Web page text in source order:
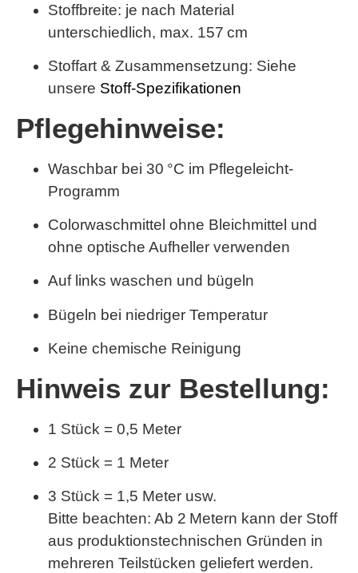
Stoffbreite: je nach Material
unterschiedlich, max. 157 cm
Stoffart & Zusammensetzung: Siehe
unsere Stoff-Spezifikationen
Pflegehinweise:
Waschbar bei 30 °C im Pflegeleicht-
Programm
Colorwaschmittel ohne Bleichmittel und
ohne optische Aufheller verwenden
Auf links waschen und bügeln
Bügeln bei niedriger Temperatur
Keine chemische Reinigung
Hinweis zur Bestellung:
1 Stück = 0,5 Meter
2 Stück = 1 Meter
3 Stück = 1,5 Meter usw.
Bitte beachten: Ab 2 Metern kann der Stoff
aus produktionstechnischen Gründen in
mehreren Teilstücken geliefert werden.